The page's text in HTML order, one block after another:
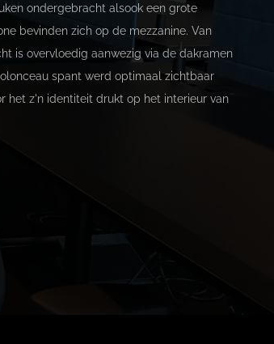
ondergebracht alsook een grote
bevinden zich op de mezzanine. Van
is overvloedig aanwezig via de dakramen
spant werd optimaal zichtbaar
het z'n identiteit drukt op het interieur van